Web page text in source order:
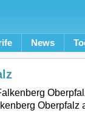
News
Oberpfalz